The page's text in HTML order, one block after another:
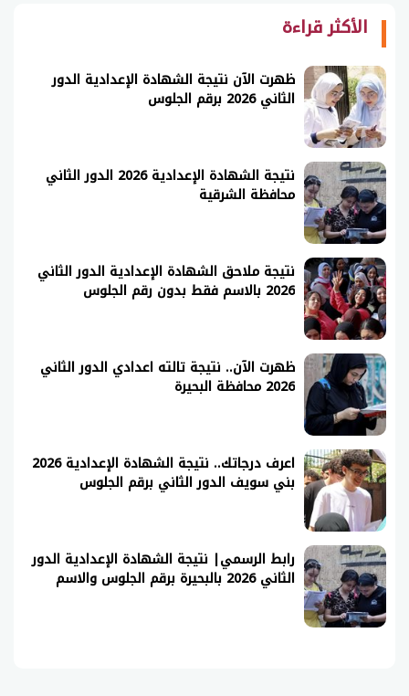
الأكثر قراءة
ظهرت الآن نتيجة الشهادة الإعدادية الدور
الثاني 2026 برقم الجلوس
نتيجة الشهادة الإعدادية 2026 الدور الثاني
محافظة الشرقية
نتيجة ملاحق الشهادة الإعدادية الدور الثاني
2026 بالاسم فقط بدون رقم الجلوس
ظهرت الآن.. نتيجة تالته اعدادي الدور الثاني
2026 محافظة البحيرة
اعرف درجاتك.. نتيجة الشهادة الإعدادية 2026
بني سويف الدور الثاني برقم الجلوس
رابط الرسمي| نتيجة الشهادة الإعدادية الدور
الثاني 2026 بالبحيرة برقم الجلوس والاسم